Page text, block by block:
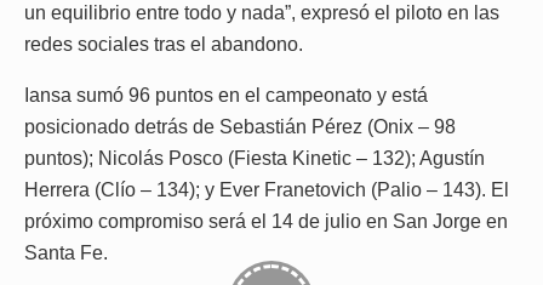
un equilibrio entre todo y nada”, expresó el piloto en las
redes sociales tras el abandono.
Iansa sumó 96 puntos en el campeonato y está
posicionado detrás de Sebastián Pérez (Onix – 98
puntos); Nicolás Posco (Fiesta Kinetic – 132); Agustín
Herrera (Clío – 134); y Ever Franetovich (Palio – 143). El
próximo compromiso será el 14 de julio en San Jorge en
Santa Fe.